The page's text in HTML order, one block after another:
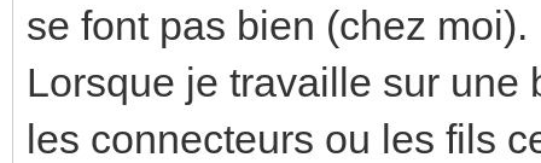
se font pas bien (chez moi).
Lorsque je travaille sur une
les connecteurs ou les fils